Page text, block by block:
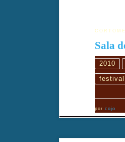
Sala
2010
porcojo